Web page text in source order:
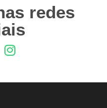
redes